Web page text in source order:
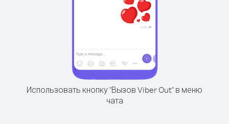
Использовать кнопку "Вызов Viber Out" в меню
чата